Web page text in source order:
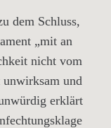
dem Schluss,
„mit an
nicht vom
unwirksam und
erklärt